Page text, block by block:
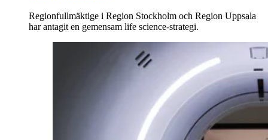
Regionfullmäktige i Region Stockholm och Region Uppsala
har antagit en gemensam life science-strategi.